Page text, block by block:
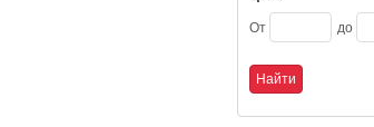
От до